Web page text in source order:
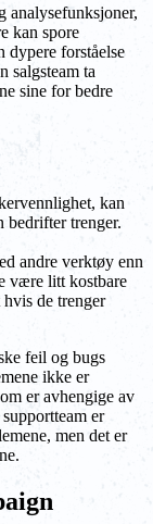
analysefunksjoner,
kan spore
dypere forståelse
salgsteam ta
sine for bedre
kan
bedrifter trenger.
andre verktøy enn
være litt kostbare
de trenger
feil og bugs
ikke er
er avhengige av
er
men det er